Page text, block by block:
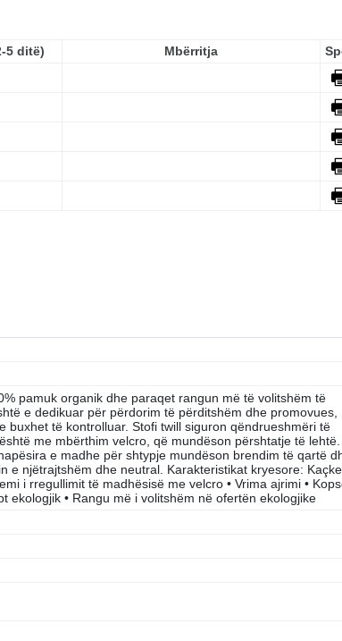
5 ditë) Mbërritja
pamuk organik dhe paraqet rangun më të volitshëm të
e dedikuar për përdorim të përditshëm dhe promovues,
të kontrolluar. Stofi twill siguron qëndrueshmëri të
me mbërthim velcro, që mundëson përshtatje të lehtë.
e madhe për shtypje mundëson brendim të qartë
e njëtrajtshëm dhe neutral. Karakteristikat kryesore:
i rregullimit të madhësisë me velcro • Vrima ajrimi •
ekologjik • Rangu më i volitshëm në ofertën ekologjike